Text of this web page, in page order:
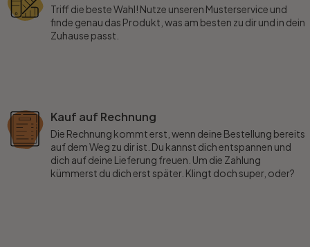
Triff die beste Wahl! Nutze unseren Musterservice und
finde genau das Produkt, was am besten zu dir und in dein
Zuhause passt.
Kauf auf Rechnung
Die Rechnung kommt erst, wenn deine Bestellung bereits
auf dem Weg zu dir ist. Du kannst dich entspannen und
dich auf deine Lieferung freuen. Um die Zahlung
kümmerst du dich erst später. Klingt doch super, oder?